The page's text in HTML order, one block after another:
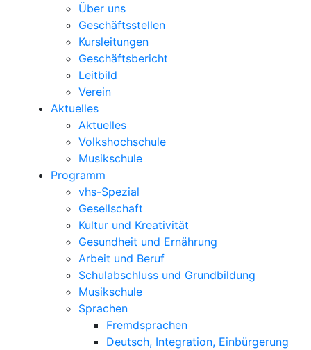
Über uns
Geschäftsstellen
Kursleitungen
Geschäftsbericht
Leitbild
Verein
Aktuelles
Aktuelles
Volkshochschule
Musikschule
Programm
vhs-Spezial
Gesellschaft
Kultur und Kreativität
Gesundheit und Ernährung
Arbeit und Beruf
Schulabschluss und Grundbildung
Musikschule
Sprachen
Fremdsprachen
Deutsch, Integration, Einbürgerung